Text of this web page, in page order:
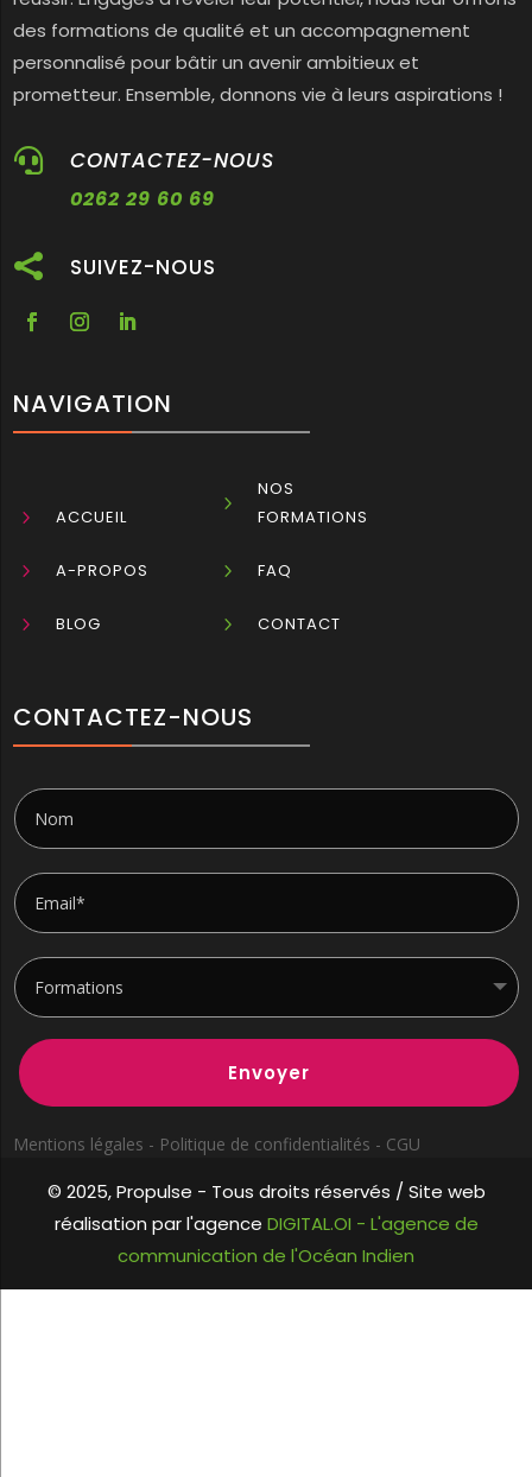
des formations de qualité et un accompagnement
personnalisé pour bâtir un avenir ambitieux et
prometteur. Ensemble, donnons vie à leurs aspirations !
 CONTACTEZ-NOUS
0262 29 60 69
 SUIVEZ-NOUS
NAVIGATION
5 ACCUEIL
5
NOS
FORMATIONS
5 A-PROPOS 5 FAQ
5 BLOG 5 CONTACT
CONTACTEZ-NOUS
Envoyer
Mentions légales - Politique de confidentialités - CGU
© 2025, Propulse - Tous droits réservés / Site web
réalisation par l'agence DIGITAL.OI - L'agence de
communication de l'Océan Indien